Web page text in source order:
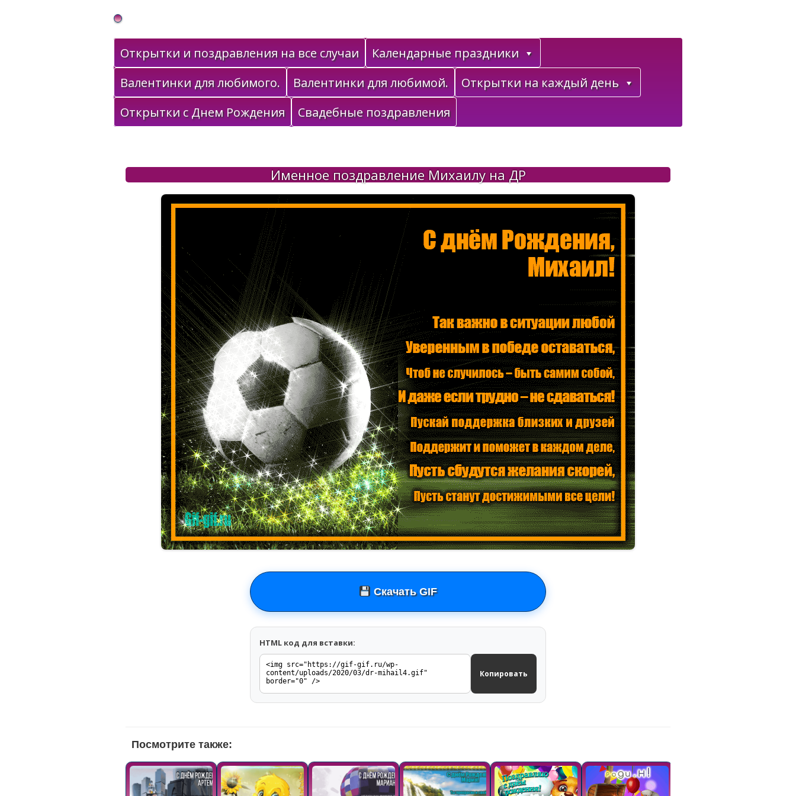
Gif Открытки в подарок
Открытки и поздравления на все случаи
Календарные праздники
Валентинки для любимого.
Валентинки для любимой.
Открытки на каждый день
Открытки с Днем Рождения
Свадебные поздравления
Именное поздравление Михаилу на ДР
Скачать GIF
HTML код для вставки:
Копировать
Посмотрите также: